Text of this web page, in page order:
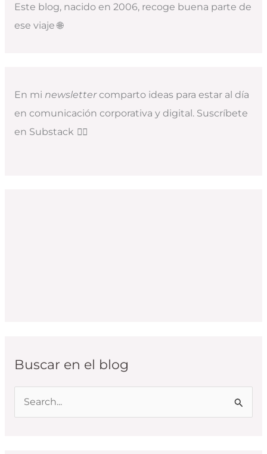
Este blog, nacido en 2006, recoge buena parte de
ese viaje 🌐
En mi newslettercomparto ideas para estar al día
en comunicación corporativa y digital. Suscríbete
en Substack 👇🏻
Buscar en el blog